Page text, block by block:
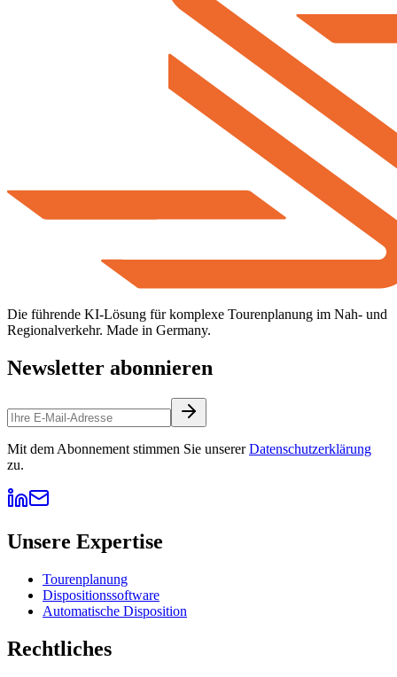
Die führende KI-Lösung für komplexe Tourenplanung im Nah- und
Regionalverkehr. Made in Germany.
Newsletter abonnieren
Mit dem Abonnement stimmen Sie unserer Datenschutzerklärung
zu.
Unsere Expertise
Tourenplanung
Dispositionssoftware
Automatische Disposition
Rechtliches